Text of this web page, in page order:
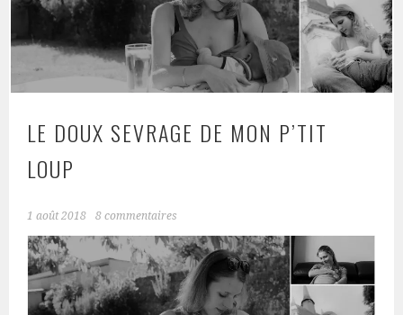
LE DOUX SEVRAGE DE MON P’TIT
LOUP
1 août 2018 8 commentaires